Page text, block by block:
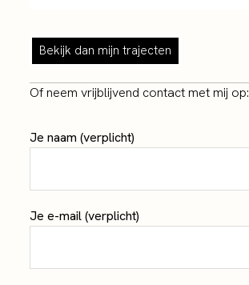
Bekijk dan mijn trajecten
Of neem vrijblijvend contact met mij op:
Je naam (verplicht)
Je e-mail (verplicht)